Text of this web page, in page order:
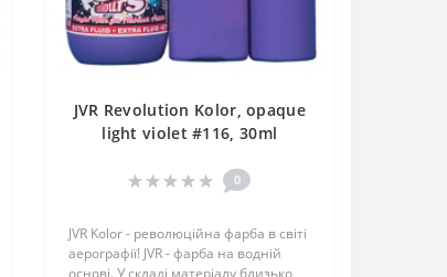
JVR Revolution Kolor, opaque
light violet #116, 30ml
0
JVR Kolor - революційна фарба в світі
аерографії! JVR - фарба на водній
основі. У складі матеріалу близько